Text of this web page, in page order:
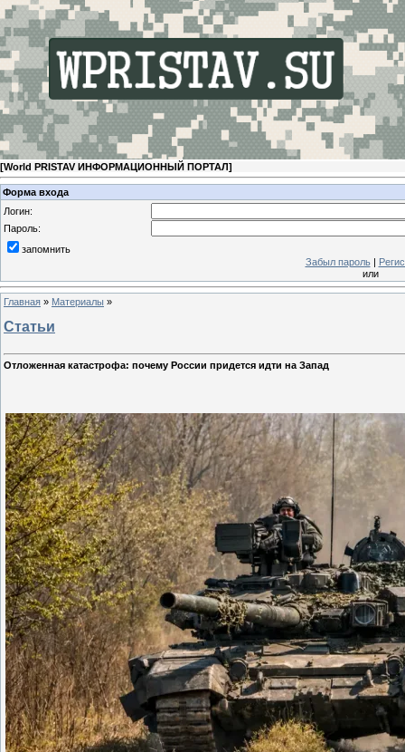
[World PRISTAV ИНФОРМАЦИОННЫЙ ПОРТАЛ]
Форма входа
Логин:
Пароль:
запомнить
Забыл пароль|
или
Главная » Материалы »
Статьи
Отложенная катастрофа: почему России придется идти на Запад